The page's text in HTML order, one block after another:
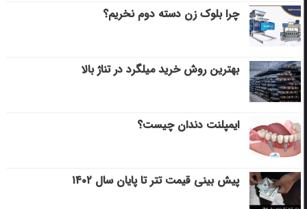
چرا بلوک زن دسته دوم نخریم؟
بهترین روش خرید میلگرد در تناژ بالا
ایمپلنت دندان چیست؟
پیش بینی قیمت تتر تا پایان سال ۱۴۰۲